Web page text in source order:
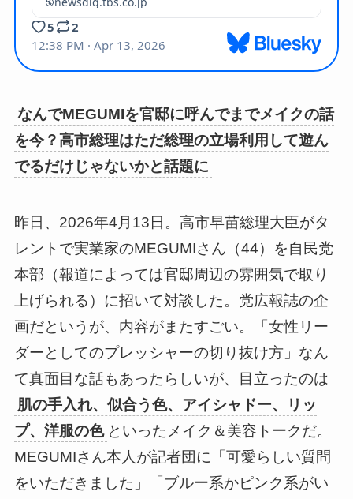
なんでMEGUMIを官邸に呼んでまでメイクの話
を今？高市総理はただ総理の立場利用して遊ん
でるだけじゃないかと話題に
昨日、2026年4月13日。高市早苗総理大臣がタ
レントで実業家のMEGUMIさん（44）を自民党
本部（報道によっては官邸周辺の雰囲気で取り
上げられる）に招いて対談した。党広報誌の企
画だというが、内容がまたすごい。「女性リー
ダーとしてのプレッシャーの切り抜け方」なん
て真面目な話もあったらしいが、目立ったのは
肌の手入れ、似合う色、アイシャドー、リッ
プ、洋服の色 といったメイク＆美容トークだ。
MEGUMIさん本人が記者団に「可愛らしい質問
をいただきました」「ブルー系かピンク系がい